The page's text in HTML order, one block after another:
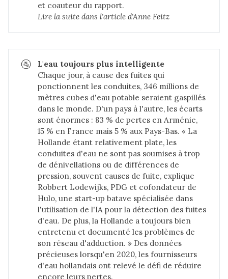
et coauteur du rapport.
Lire la suite dans l'article d'Anne Feitz
🚰
L'eau toujours plus intelligente
Chaque jour, à cause des fuites qui
ponctionnent les conduites, 346 millions de
mètres cubes d'eau potable seraient gaspillés
dans le monde. D'un pays à l'autre, les écarts
sont énormes : 83 % de pertes en Arménie,
15 % en France mais 5 % aux Pays-Bas. « La
Hollande étant relativement plate, les
conduites d'eau ne sont pas soumises à trop
de dénivellations ou de différences de
pression, souvent causes de fuite, explique
Robbert Lodewijks, PDG et cofondateur de
Hulo, une start-up batave spécialisée dans
l'utilisation de l'IA pour la détection des fuites
d'eau. De plus, la Hollande a toujours bien
entretenu et documenté les problèmes de
son réseau d'adduction. » Des données
précieuses lorsqu'en 2020, les fournisseurs
d'eau hollandais ont relevé le défi de réduire
encore leurs pertes.